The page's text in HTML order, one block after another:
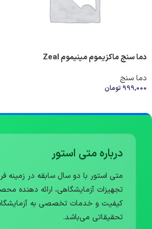
دما سنج ماکزیموم مینیموم Zeal
دما سنج
999,000 تومان
درباره متی استور
متی استور با دو سال سابقه در زمینه
تجهیزات آزمایشگاهی، ارائه دهنده
کیفیت و خدمات تخصصی به
تحقیقاتی می‌باشد.